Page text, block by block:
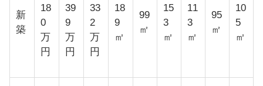
新
築
18
0
万
円
39
9
万
円
33
2
万
円
18
9
㎡
99
㎡
15
3
㎡
11
3
㎡
95
㎡
10
5
㎡